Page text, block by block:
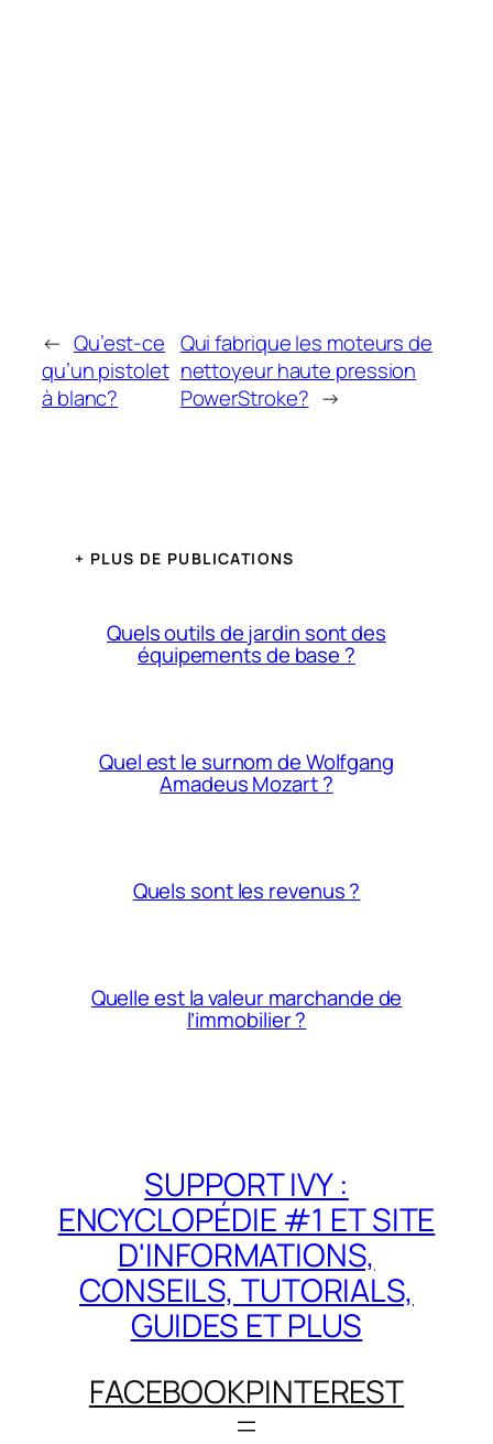
← Qu’est-ce
qu’un pistolet
à blanc?
Qui fabrique les moteurs de
nettoyeur haute pression
PowerStroke? →
+ PLUS DE PUBLICATIONS
Quels outils de jardin sont des
équipements de base ?
Quel est le surnom de Wolfgang
Amadeus Mozart ?
Quels sont les revenus ?
Quelle est la valeur marchande de
l’immobilier ?
SUPPORT IVY :
ENCYCLOPÉDIE #1 ET SITE
D'INFORMATIONS,
CONSEILS, TUTORIALS,
GUIDES ET PLUS
FACEBOOKPINTEREST